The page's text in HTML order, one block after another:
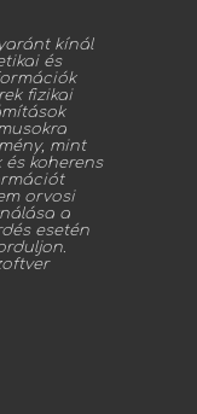
kínál
és
fizikai
mint
koherens
orvosi
a
esetén